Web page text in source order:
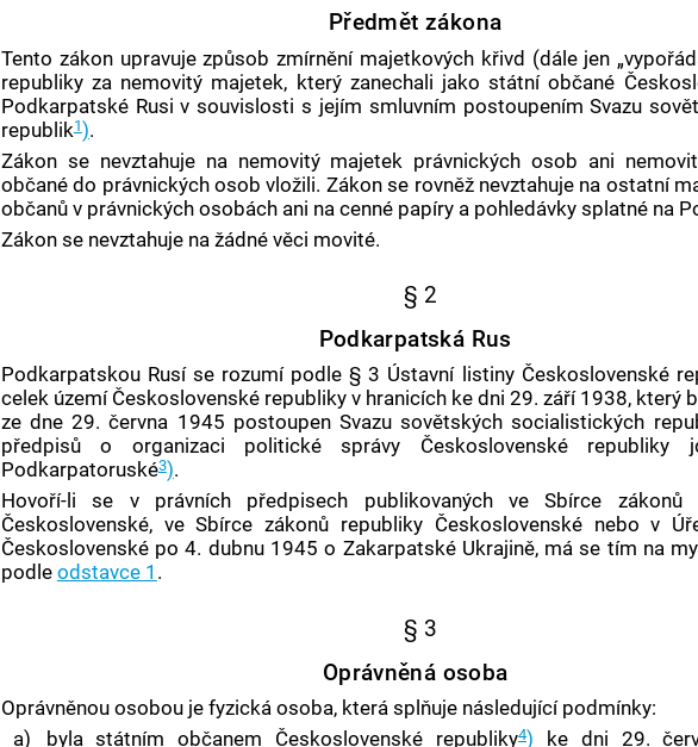
Předmět zákona
Tento zákon upravuje způsob zmírnění majetkových křivd (dále jen
republiky za nemovitý majetek, který zanechali jako státní občané
Podkarpatské Rusi v souvislosti s jejím smluvním postoupením Svazu
republik1).
Zákon se nevztahuje na nemovitý majetek právnických osob ani
občané do právnických osob vložili. Zákon se rovněž nevztahuje na ostatní
občanů v právnických osobách ani na cenné papírya pohledávky splatné na
Zákon se nevztahuje na žádné věci movité.
§ 2
Podkarpatská Rus
Podkarpatskou Rusíse rozumí podle § 3 Ústavní listiny Československé
celek území Československé republiky v hranicích ke dni 29. září 1938, který
ze dne 29. června 1945 postoupen Svazu sovětských socialistických
předpisů o organizaci politické správy Československé
Podkarpatoruské3).
Hovoří-li se v právních předpisech publikovaných ve Sbírce zákonů
Československé, ve Sbírce zákonů republiky Československé nebo v
Československé po 4. dubnu 1945 o Zakarpatské Ukrajině, má se tím na
podle odstavce 1 .
§ 3
Oprávněná osoba
Oprávněnou osobouje fyzická osoba, která splňuje následující podmínky:
a)
byla státním občanem Československé republiky4) ke dni 29.